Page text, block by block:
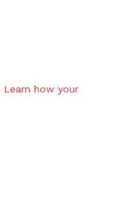
Learn how your